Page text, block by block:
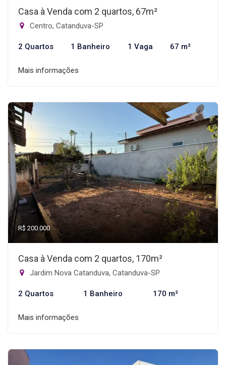
Casa à Venda com 2 quartos, 67m²
Centro, Catanduva-SP
2 Quartos 1 Banheiro 1 Vaga 67 m²
Mais informações
R$ 200.000
Casa à Venda com 2 quartos, 170m²
Jardim Nova Catanduva, Catanduva-SP
2 Quartos 1 Banheiro 170 m²
Mais informações